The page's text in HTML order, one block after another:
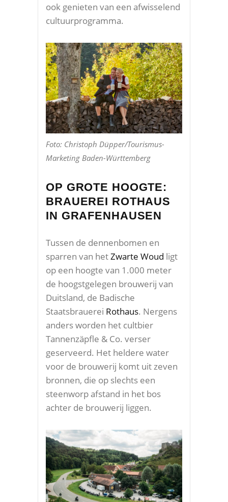
ook genieten van een afwisselend
cultuurprogramma.
Foto: Christoph Düpper/Tourismus-
Marketing Baden-Württemberg
OP GROTE HOOGTE:
BRAUEREI ROTHAUS
IN GRAFENHAUSEN
Tussen de dennenbomen en
sparren van hetZwarte Woud ligt
op een hoogte van 1.000 meter
de hoogstgelegen brouwerij van
Duitsland, de Badische
Staatsbrauerei Rothaus. Nergens
anders worden het cultbier
Tannenzäpfle & Co. verser
geserveerd. Het heldere water
voor de brouwerij komt uit zeven
bronnen, die op slechts een
steenworp afstand in het bos
achter de brouwerij liggen.